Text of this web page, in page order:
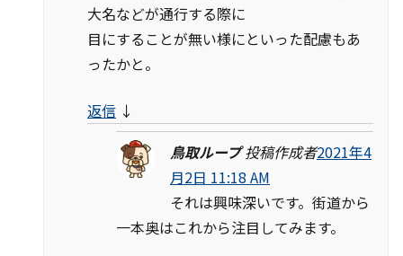
大名などが通行する際に
目にすることが無い様にといった配慮もあ
ったかと。
返信 ↓
鳥取ループ 投稿作成者2021年4
月2日 11:18 AM
それは興味深いです。街道から
一本奥はこれから注目してみます。